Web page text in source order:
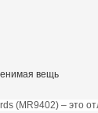
вещь
(MR9402) – это